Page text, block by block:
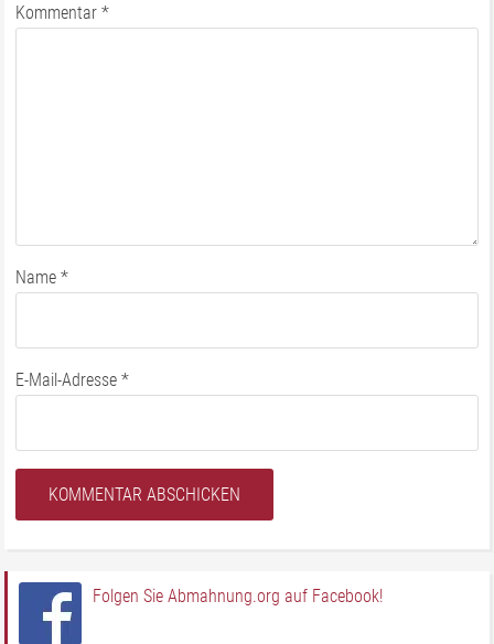
Kommentar*
Name*
E-Mail-Adresse*
Folgen Sie Abmahnung.org auf Facebook!